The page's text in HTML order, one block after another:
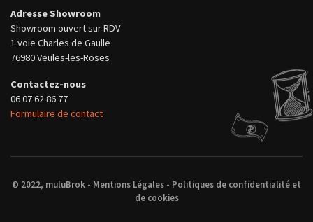
Adresse Showroom
Showroom ouvert sur RDV
1 voie Charles de Gaulle
76980 Veules-les-Roses
Contactez-nous
06 07 62 86 77
Formulaire de contact
© 2022, muluBrok - Mentions Légales - Politiques de confidentialité et
de cookies